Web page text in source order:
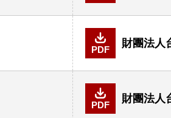
PDF
財團法人
PDF
財團法人